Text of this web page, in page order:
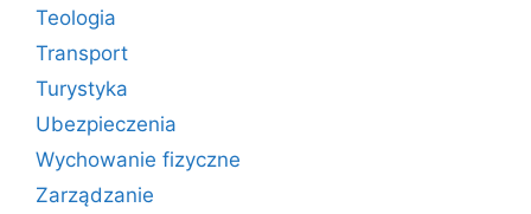
Teologia
Transport
Turystyka
Ubezpieczenia
Wychowanie fizyczne
Zarządzanie